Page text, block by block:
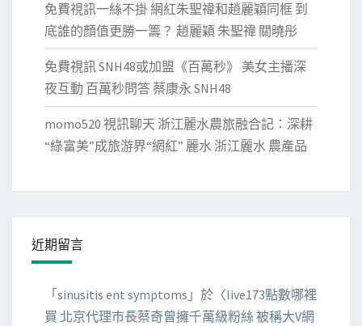
免費視訊一絲不掛 網紅朱聖禕和趙麗穎同框 到
底誰的顏值更勝一籌？ 趙麗穎 朱聖禕 關曉彤
免費視訊 SNH48或加盟《百萬秒》 美女主播深
夜互動 百萬秒問答 蔡康永 SNH48
momo520 視訊聊天 浙江麗水農旅融合記：深耕
“綠富美”成旅游界“網紅” 麗水 浙江麗水 農產品
近期留言
「 sinusitis ent symptoms 」於〈live173點數哪裡
買 北京代理市長蔡奇曾擁千萬級粉絲 被稱大V網